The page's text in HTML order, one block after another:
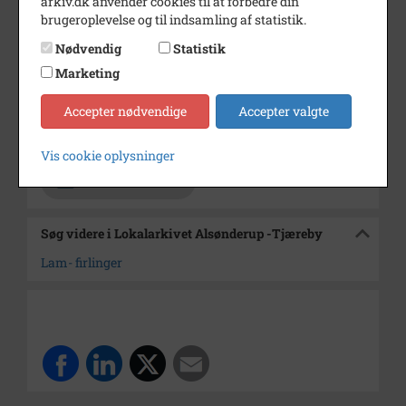
Årstal
1964
Dateringsnote
25/1/64
Fotograf
Jørgen Rubæk Hansen
Arkiv
Lokalarkivet Alsønderup -
Søg videre i Lokalarkivet Alsønderup -Tjæreby
Lam- firlinger
brugeroplevelse og til indsamling af statistik.
Nødvendig
Statistik
Marketing
Accepter nødvendige Accepter valgte
Vis cookie oplysninger